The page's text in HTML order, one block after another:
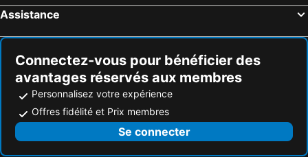
Assistance
Connectez-vous pour bénéficier des
avantages réservés aux membres
Personnalisez votre expérience
Offres fidélité et Prix membres
Se connecter